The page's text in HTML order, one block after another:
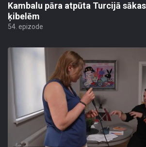
Kambalu pāra atpūta Turcijā
ķibelēm
54. epizode